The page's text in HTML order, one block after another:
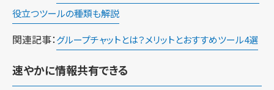
役立つツールの種類も解説
関連記事： グループチャットとは？メリットとおすすめツール4選
速やかに情報共有できる